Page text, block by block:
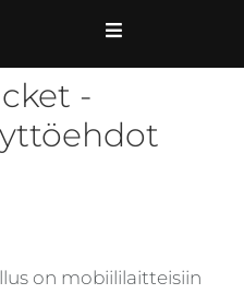
-
on mobiililaitteisiin